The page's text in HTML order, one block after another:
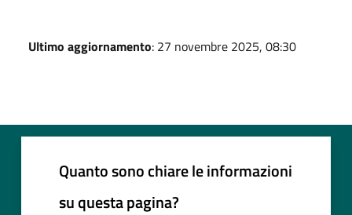
Ultimo aggiornamento: 27 novembre 2025, 08:30
Quanto sono chiare le informazioni
su questa pagina?